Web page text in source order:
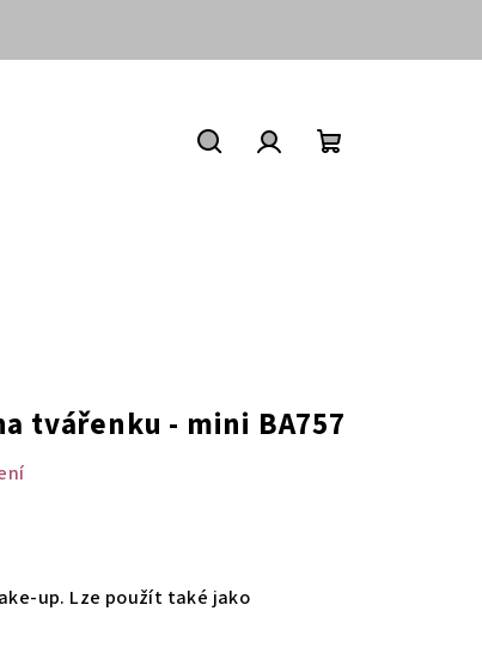
Nákupní
tvářenku - mini BA757
up. Lze použít také jako